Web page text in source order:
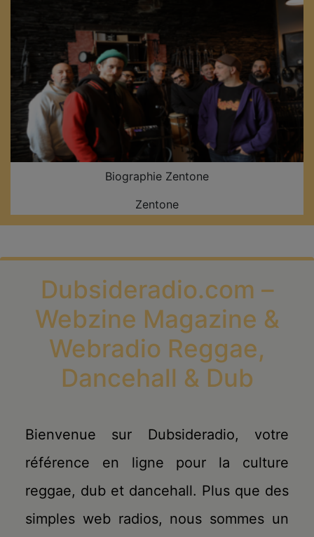
Biographie Zentone
Zentone
Dubsideradio.com –
Webzine Magazine &
Webradio Reggae,
Dancehall & Dub
Bienvenue sur Dubsideradio, votre
référence en ligne pour la culture
reggae, dub et dancehall. Plus que des
simples web radios, nous sommes un